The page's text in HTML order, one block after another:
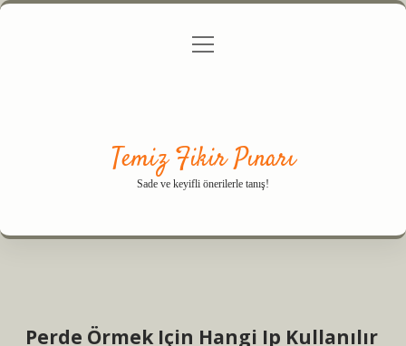
Gizlilik Politikası
menüyü
Temiz Fikir Pınarı
Sade ve keyifli önerilerle tanış!
Perde Örmek Için Hangi Ip Kullanılır